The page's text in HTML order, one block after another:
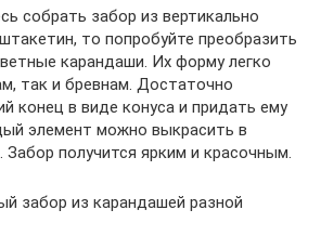
собрать забор из вертикально
то попробуйте преобразить
карандаши. Их форму легко
так и бревнам. Достаточно
конец в виде конуса и придать ему
элемент можно выкрасить в
получится ярким и красочным.
забор из карандашей разной